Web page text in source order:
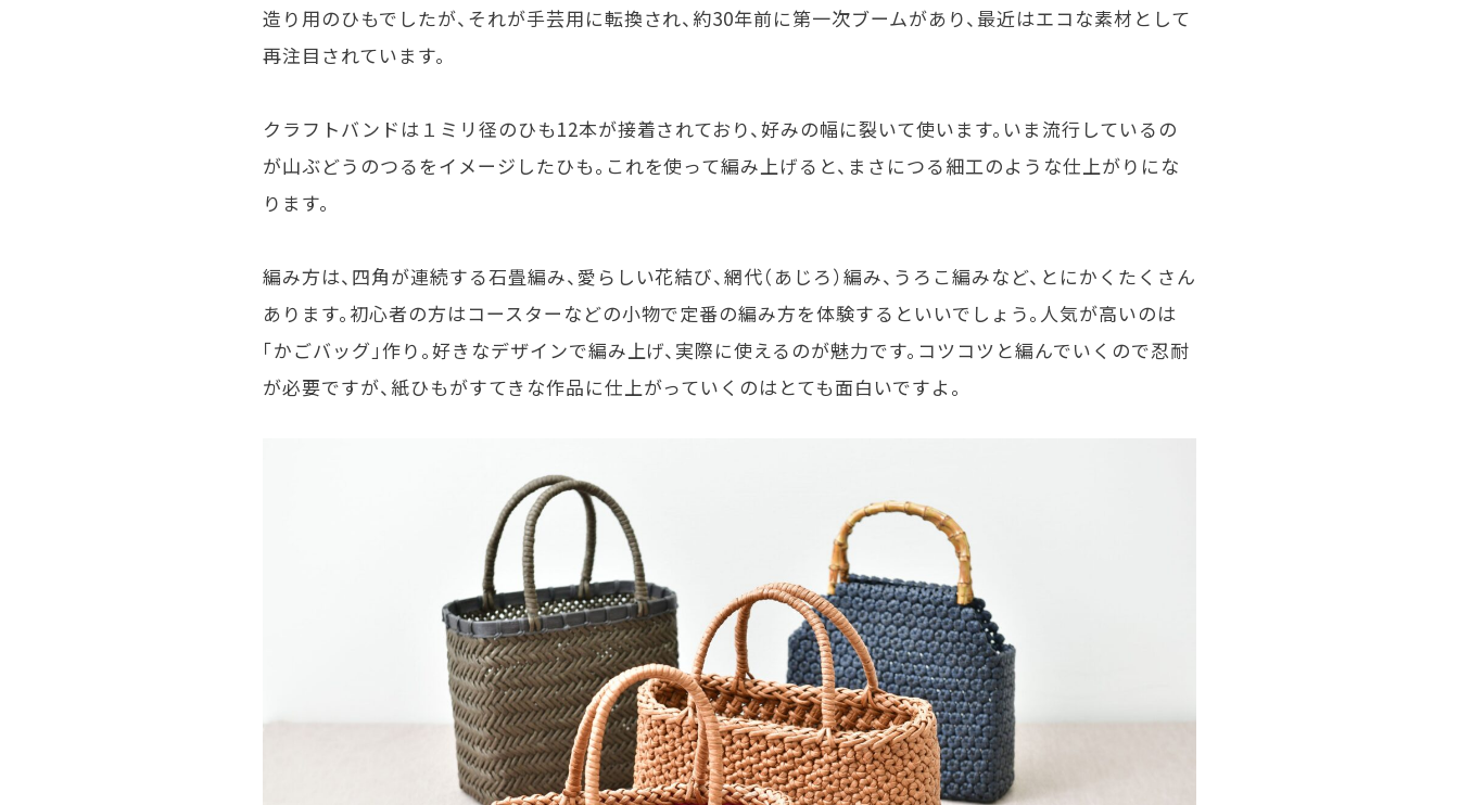
造り用のひもでしたが、それが手芸用に転換され、約30年前に第一次ブームがあり、最近はエコな素材として
再注目されています。
クラフトバンドは１ミリ径のひも12本が接着されており、好みの幅に裂いて使います。いま流行しているの
が山ぶどうのつるをイメージしたひも。これを使って編み上げると、まさにつる細工のような仕上がりにな
ります。
編み方は、四角が連続する石畳編み、愛らしい花結び、網代（あじろ）編み、うろこ編みなど、とにかくたくさん
あります。初心者の方はコースターなどの小物で定番の編み方を体験するといいでしょう。人気が高いのは
「かごバッグ」作り。好きなデザインで編み上げ、実際に使えるのが魅力です。コツコツと編んでいくので忍耐
が必要ですが、紙ひもがすてきな作品に仕上がっていくのはとても面白いですよ。